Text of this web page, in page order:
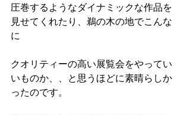
圧巻するようなダイナミックな作品を
見せてくれたり、鵜の木の地でこんな
に
クオリティーの高い展覧会をやってい
いものか、、と思うほどに素晴らしか
ったのです。